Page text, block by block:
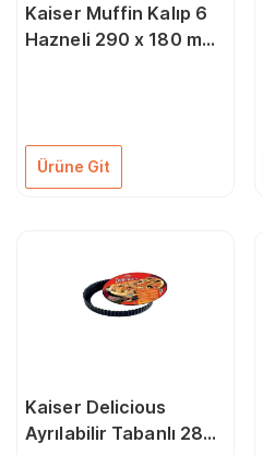
Kaiser Muffin Kalıp 6
Hazneli 290 x 180 mm
Ürüne Git
Kaiser Delicious
Ayrılabilir Tabanlı 28